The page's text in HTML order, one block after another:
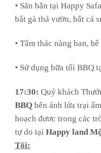
• Săn bắn tại Happy
bắt gà thả vườn, bắt cá
• Tắm thác nàng ban,
• Sử dụng bữa tối BBQ
17:30: Quý khách
BBQ bên ánh lửa trại
hoạch đươc trong các
tự do tại Happy land
Tối: